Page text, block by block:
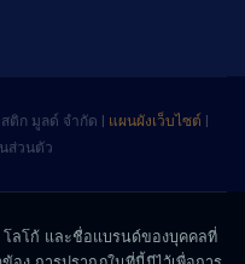
ติก มูลด์ จำกัด | แผนผังเว็บไซต์ |
ส่วนตัว
โลโก้ และชื่อแบรนด์ของบุคคลที่